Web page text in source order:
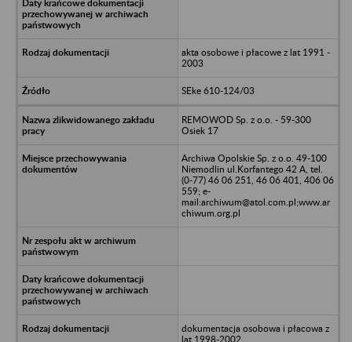
akta osobowe i płacowe z lat 1991 -
2003
SEke 610-124/03
REMOWOD Sp. z o.o. - 59-300
Osiek 17
Archiwa Opolskie Sp. z o.o. 49-100
Niemodlin ul.Korfantego 42 A, tel.
(0-77) 46 06 251, 46 06 401, 406 06
559; e-
mail:archiwum@atol.com.pl;www.ar
chiwum.org.pl
dokumentacja osobowa i płacowa z
lat 1998-2002